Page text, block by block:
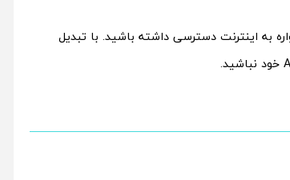
به اینترنت دسترسی داشته باشید. با تبدیل